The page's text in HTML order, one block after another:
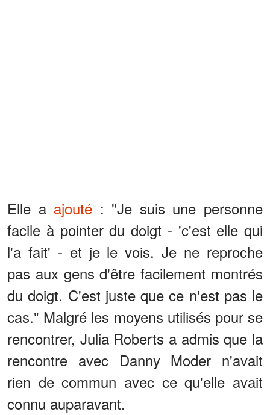
Elle a ajouté : "Je suis une personne
facile à pointer du doigt - 'c'est elle qui
l'a fait' - et je le vois. Je ne reproche
pas aux gens d'être facilement montrés
du doigt. C'est juste que ce n'est pas le
cas." Malgré les moyens utilisés pour se
rencontrer, Julia Roberts a admis que la
rencontre avec Danny Moder n'avait
rien de commun avec ce qu'elle avait
connu auparavant.